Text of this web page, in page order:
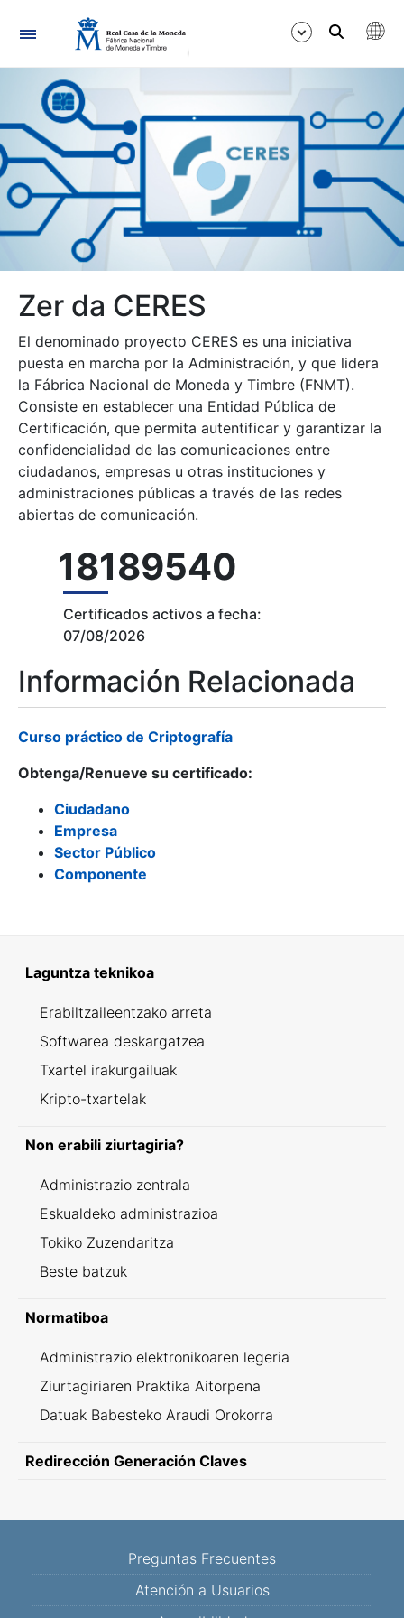
Nabigazioa
Erakutsi/Ezkutatu
Erakutsi/Ezkutatu
Erakutsi/Ezkutatu
Erakutsi/Ezkutatu
Erakutsi/Ezkutatu
Zer da CERES
El denominado proyecto CERES es una iniciativa
puesta en marcha por la Administración, y que lidera
la Fábrica Nacional de Moneda y Timbre (FNMT).
Consiste en establecer una Entidad Pública de
Certificación, que permita autentificar y garantizar la
confidencialidad de las comunicaciones entre
ciudadanos, empresas u otras instituciones y
administraciones públicas a través de las redes
abiertas de comunicación.
18189540
Certificados activos a fecha:
07/08/2026
Información Relacionada
Curso práctico de Criptografía
Obtenga/Renueve su certificado:
Ciudadano
Empresa
Sector Público
Componente
Laguntza teknikoa
Erabiltzaileentzako arreta
Softwarea deskargatzea
Txartel irakurgailuak
Kripto-txartelak
Non erabili ziurtagiria?
Administrazio zentrala
Eskualdeko administrazioa
Tokiko Zuzendaritza
Beste batzuk
Normatiboa
Administrazio elektronikoaren legeria
Ziurtagiriaren Praktika Aitorpena
Datuak Babesteko Araudi Orokorra
Redirección Generación Claves
Preguntas Frecuentes
Atención a Usuarios